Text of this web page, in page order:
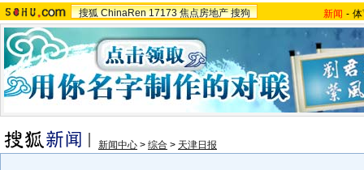
搜狐 ChinaRen 17173 焦点房地产 搜狗 新闻 -
新闻中心 > 综合 > 天津日报